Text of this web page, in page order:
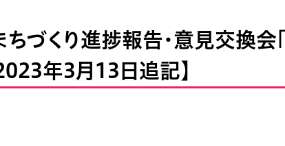
ちづくり進捗報告･意見交換会
年3月13日追記】